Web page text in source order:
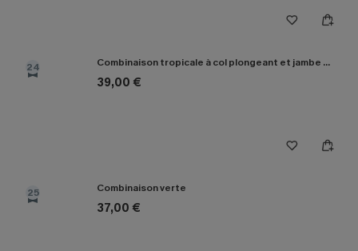
24 Combinaison tropicale à col plongeant et jambe droite
39,00 €
25 Combinaison verte
37,00 €